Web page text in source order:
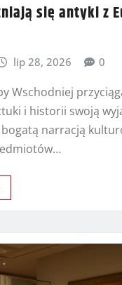
się antyki z
lip 28, 2026 0
Wschodniej
i historii swoją
narracją